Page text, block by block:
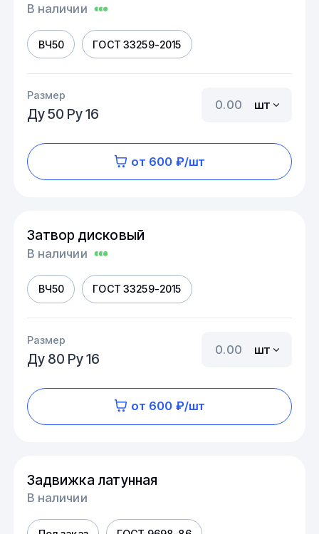
В наличии
ВЧ50 ГОСТ 33259-2015
Размер
Ду 50 Ру 16
шт
от 600 ₽/шт
Затвор дисковый
В наличии
ВЧ50 ГОСТ 33259-2015
Размер
Ду 80 Ру 16
шт
от 600 ₽/шт
Задвижка латунная
В наличии